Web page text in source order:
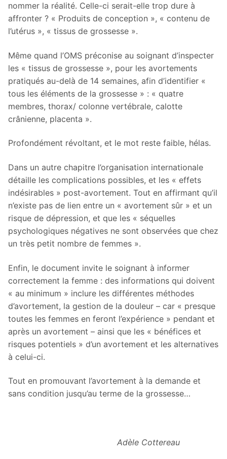
nommer la réalité. Celle-ci serait-elle trop dure à
affronter ? « Produits de conception », « contenu de
l’utérus », « tissus de grossesse ».
Même quand l’OMS préconise au soignant d’inspecter
les « tissus de grossesse », pour les avortements
pratiqués au-delà de 14 semaines, afin d’identifier «
tous les éléments de la grossesse » : « quatre
membres, thorax/ colonne vertébrale, calotte
crânienne, placenta ».
Profondément révoltant, et le mot reste faible, hélas.
Dans un autre chapitre l’organisation internationale
détaille les complications possibles, et les « effets
indésirables » post-avortement. Tout en affirmant qu’il
n’existe pas de lien entre un « avortement sûr » et un
risque de dépression, et que les « séquelles
psychologiques négatives ne sont observées que chez
un très petit nombre de femmes ».
Enfin, le document invite le soignant à informer
correctement la femme : des informations qui doivent
« au minimum » inclure les différentes méthodes
d’avortement, la gestion de la douleur – car « presque
toutes les femmes en feront l’expérience » pendant et
après un avortement – ainsi que les « bénéfices et
risques potentiels » d’un avortement et les alternatives
à celui-ci.
Tout en promouvant l’avortement à la demande et
sans condition jusqu’au terme de la grossesse…
Adèle Cottereau